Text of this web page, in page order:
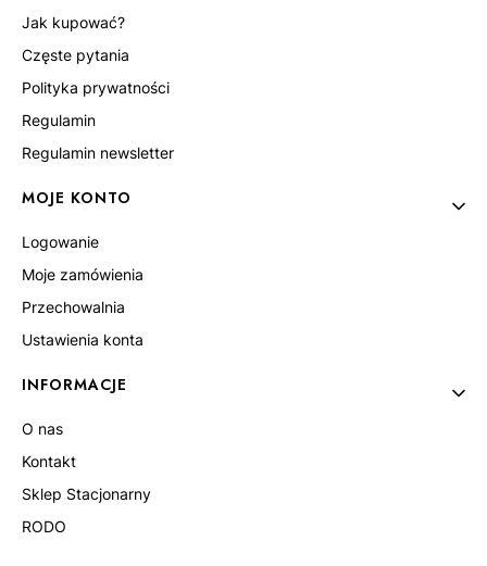
Jak kupować?
Częste pytania
Polityka prywatności
Regulamin
Regulamin newsletter
MOJE KONTO
Logowanie
Moje zamówienia
Przechowalnia
Ustawienia konta
INFORMACJE
O nas
Kontakt
Sklep Stacjonarny
RODO